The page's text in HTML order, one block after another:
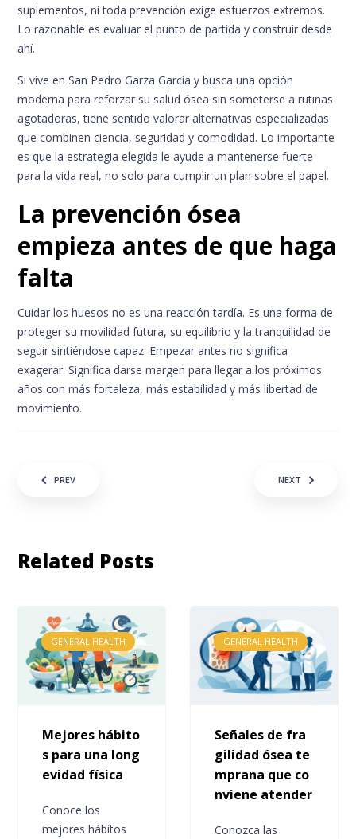
suplementos, ni toda prevención exige esfuerzos extremos.
Lo razonable es evaluar el punto de partida y construir desde
ahí.
Si vive en San Pedro Garza García y busca una opción
moderna para reforzar su salud ósea sin someterse a rutinas
agotadoras, tiene sentido valorar alternativas especializadas
que combinen ciencia, seguridad y comodidad. Lo importante
es que la estrategia elegida le ayude a mantenerse fuerte
para la vida real, no solo para cumplir un plan sobre el papel.
La prevención ósea
empieza antes de que haga
falta
Cuidar los huesos no es una reacción tardía. Es una forma de
proteger su movilidad futura, su equilibrio y la tranquilidad de
seguir sintiéndose capaz. Empezar antes no significa
exagerar. Significa darse margen para llegar a los próximos
años con más fortaleza, más estabilidad y más libertad de
movimiento.
Post navigation
PREV NEXT
Related Posts
GENERAL HEALTH
Mejores hábito
s para una long
evidad física
Conoce los
mejores hábitos
GENERAL HEALTH
Señales de fra
gilidad ósea te
mprana que co
nviene atender
Conozca las